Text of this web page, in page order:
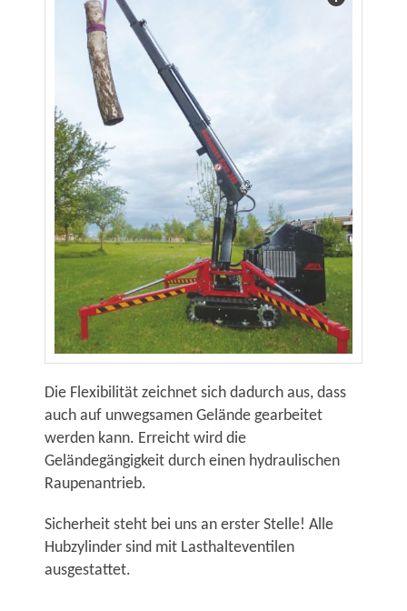
Die Flexibilität zeichnet sich dadurch aus, dass
auch auf unwegsamen Gelände gearbeitet
werden kann. Erreicht wird die
Geländegängigkeit durch einen hydraulischen
Raupenantrieb.
Sicherheit steht bei uns an erster Stelle! Alle
Hubzylinder sind mit Lasthalteventilen
ausgestattet.